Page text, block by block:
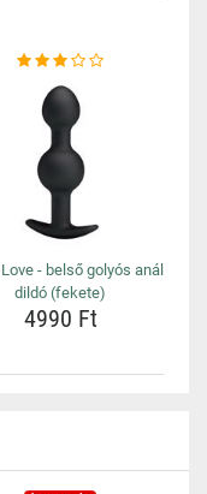
- belső golyós anál
dildó (fekete)
4990 Ft